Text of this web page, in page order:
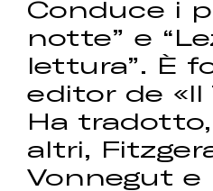
Conduce i
notte” e
lettura”. È
editor de «Il
Ha
altri,
Vonnegut e